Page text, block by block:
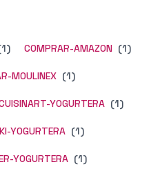
COMPRAR-AMAZON (1)
MOULINEX (1)
YOGURTERA (1)
YOGURTERA (1)
YOGURTERA (1)